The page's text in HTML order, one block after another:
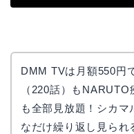
DMM TVは月額550円
（220話）もNARUTO
も全部見放題！シカマ
なだけ繰り返し見られ